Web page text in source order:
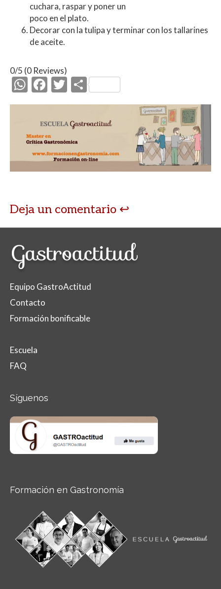
cuchara, raspar y poner un
poco en el plato.
Decorar con la tulipa y terminar con los tallarines
de aceite.
0/5 (0 Reviews)
W
h
at
s
A
p
F
ac
e
b
o
o
T
w
itt
er
C
o
p
ar
ti
Deja un comentario
Equipo GastroActitud
Contacto
Formación bonificable
Escuela
FAQ
Síguenos
Formación en Gastronomía